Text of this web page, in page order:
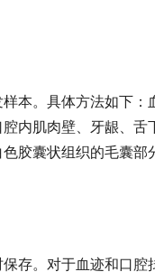
本。具体方法如下
内肌肉壁、牙龈、舌
胶囊状组织的毛囊部
存。对于血迹和口腔